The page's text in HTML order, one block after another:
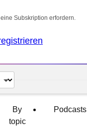
Subskription erfordern.
By
topic
Podcasts